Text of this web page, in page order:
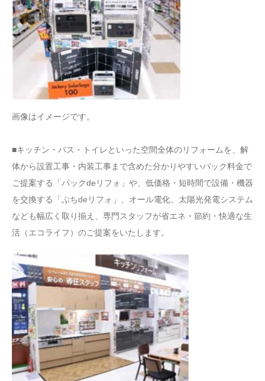
画像はイメージです。
■キッチン・バス・トイレといった空間全体のリフォームを、解
体から設置工事・内装工事まで含めた分かりやすいパック料金で
ご提案する「パックdeリフォ」や、低価格・短時間で設備・機器
を交換する「ぷちdeリフォ」、オール電化、太陽光発電システム
なども幅広く取り揃え、専門スタッフが省エネ・節約・快適な生
活（エコライフ）のご提案をいたします。